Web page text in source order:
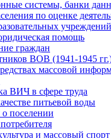
системы, банки
по оценке
помощь
граждан
ВОВ (1941-1945
массовой
ВИЧ в сфере труда
питьевой воды
поселении
и массовый спорт